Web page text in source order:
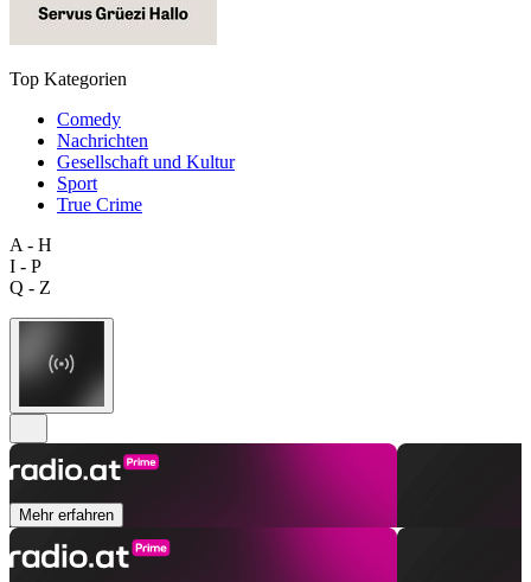
Top Kategorien
Comedy
Nachrichten
Gesellschaft und Kultur
Sport
True Crime
A - H
I - P
Q - Z
Mehr erfahren